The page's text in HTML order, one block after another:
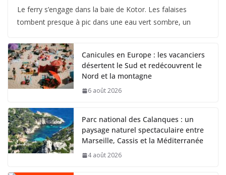
Le ferry s’engage dans la baie de Kotor. Les falaises
tombent presque à pic dans une eau vert sombre, un
Canicules en Europe : les vacanciers
désertent le Sud et redécouvrent le
Nord et la montagne
6 août 2026
Parc national des Calanques : un
paysage naturel spectaculaire entre
Marseille, Cassis et la Méditerranée
4 août 2026